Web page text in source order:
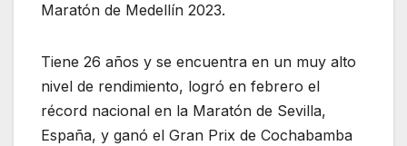
Maratón de Medellín 2023.
Tiene 26 años y se encuentra en un muy alto
nivel de rendimiento, logró en febrero el
récord nacional en la Maratón de Sevilla,
España, y ganó el Gran Prix de Cochabamba